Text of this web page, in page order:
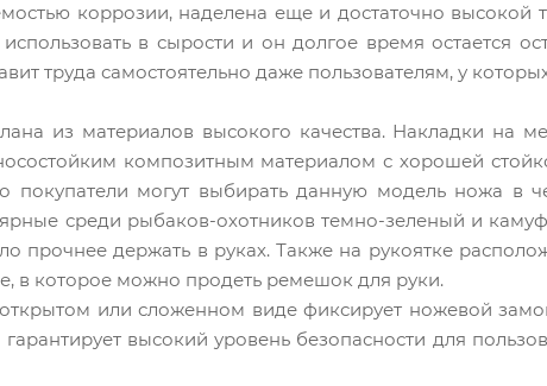
коррозии, наделена еще и достаточно высокой
в сырости и он долгое время остается
труда самостоятельно даже пользователям, у
из материалов высокого качества. Накладки на
композитным материалом с хорошей
покупатели могут выбирать данную модель ножа в
среди рыбаков-охотников темно-зеленый и
прочнее держать в руках. Также на рукоятке
в которое можно продеть ремешок для руки.
или сложенном виде фиксирует ножевой
высокий уровень безопасности для